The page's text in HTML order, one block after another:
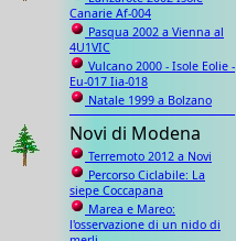
Canarie Af-004
Pasqua 2002 a Vienna al
4U1VIC
Vulcano 2000 - Isole Eolie -
Eu-017 Iia-018
Natale 1999 a Bolzano
Novi di Modena
Terremoto 2012 a Novi
Percorso Ciclabile: La
siepe Coccapana
Marea e Mareo:
l'osservazione di un nido di